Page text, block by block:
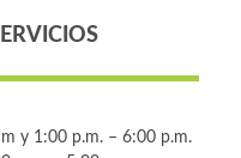
y 1:00 p.m. – 6:00 p.m.